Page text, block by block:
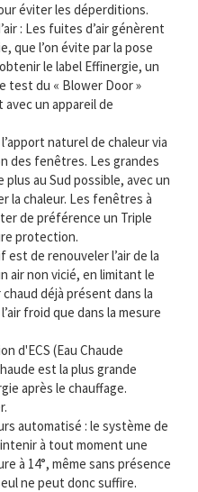
éviter les déperditions.
: Les fuites d’air génèrent
que l’on évite par la pose
le label Effinergie, un
test du « Blower Door »
un appareil de
naturel de chaleur via
des fenêtres. Les grandes
au Sud possible, avec un
la chaleur. Les fenêtres à
de préférence un Triple
protection.
est de renouveler l’air de la
air non vicié, en limitant le
déjà présent dans la
froid que dans la mesure
d'ECS (Eau Chaude
est la plus grande
après le chauffage.
automatisé : le système de
à tout moment une
à 14°, même sans présence
ne peut donc suffire.